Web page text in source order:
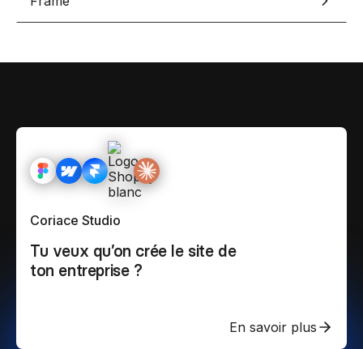
Coriace Studio
Tu veux qu’on crée le site de
ton entreprise ?
En savoir plus